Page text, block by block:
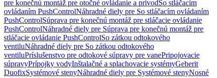
pre konečnú montáž pre otočné ovládanie a prívodSo stláčacím
ovládaním PushControlNáhradné diely pre So stláčacím ovládaním
PushControlSúprava pre konečnú montáž pre stláčacie ovládanie
PushControlNáhradné diely pre Súprava pre konečnú montáž pre
stláčacie ovládanie PushControlSo zátkou odtokového
ventiluNáhradné diely pre So zátkou odtokového
ventiluPríslušenstvo pre odtokové súpravy pre vanePripojovacie
súpravyPrípojky vodyInštalačné a splachovacie systémyGeberit
DuofixSystémové stenyNáhradné diely pre Systémové stenyNosné